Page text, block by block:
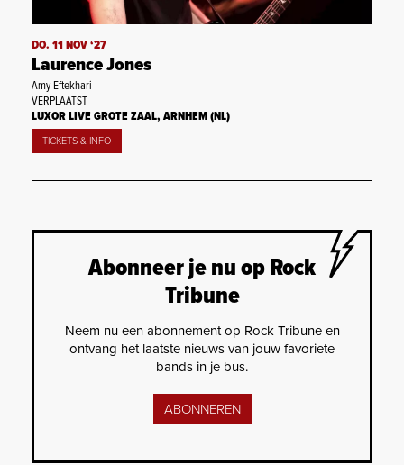
DO. 11 NOV ‘27
Laurence Jones
Amy Eftekhari
VERPLAATST
LUXOR LIVE GROTE ZAAL, ARNHEM (NL)
TICKETS & INFO
Abonneer je nu op Rock
Tribune
Neem nu een abonnement op Rock Tribune en
ontvang het laatste nieuws van jouw favoriete
bands in je bus.
ABONNEREN